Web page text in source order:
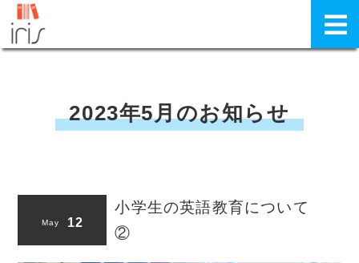
2023年5月のお知らせ
May 12
小学生の英語教育について
②